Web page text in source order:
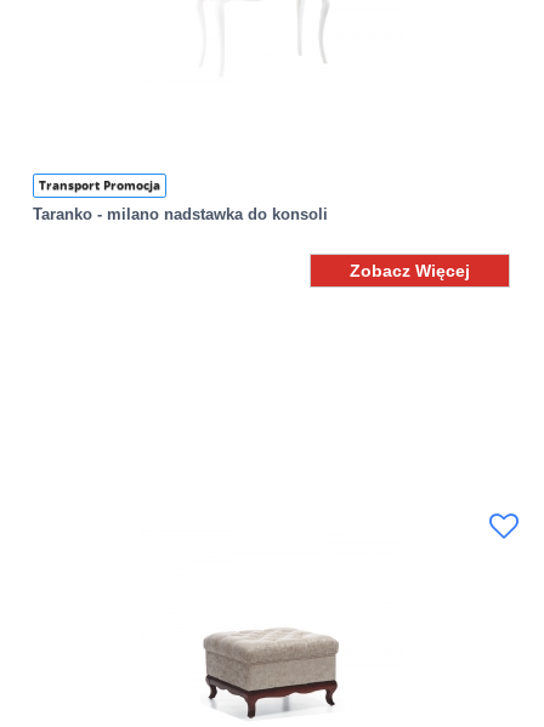
Transport Promocja
Taranko - milano nadstawka do konsoli
Zobacz Więcej